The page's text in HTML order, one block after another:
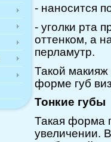
- наносится
- уголки рта
оттенком, а
перламутр.
Такой макияж
форме губ
Тонкие губы
Такая форма
увеличении.